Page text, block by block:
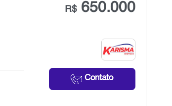
R$650.000
Contato